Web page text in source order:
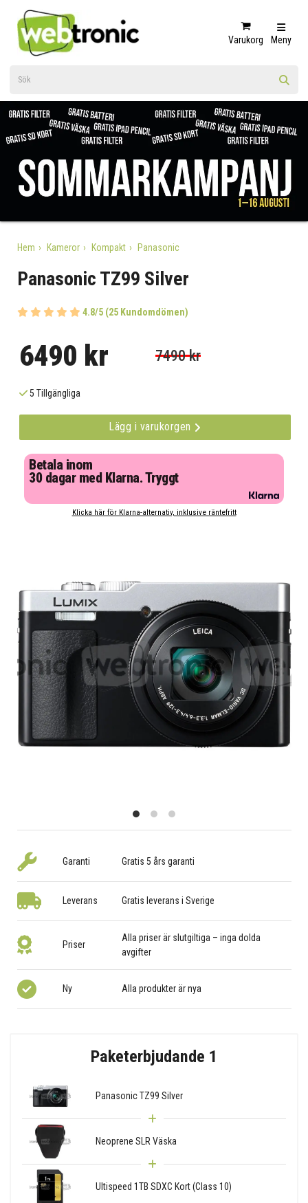
Varukorg Meny
Hem Kameror Kompakt Panasonic
Panasonic TZ99 Silver
4.8/5 (25 Kundomdömen)
6490 kr 7490 kr
5 Tillgängliga
Lägg i varukorgen
Betala inom
30 dagar med Klarna. Tryggt
Klicka här för Klarna-alternativ, inklusive räntefritt
Garanti Gratis 5 års garanti
Leverans Gratis leverans i Sverige
Priser
Alla priser är slutgiltiga – inga dolda
avgifter
Ny Alla produkter är nya
Paketerbjudande 1
Panasonic TZ99 Silver
Neoprene SLR Väska
Ultispeed 1TB SDXC Kort (Class 10)